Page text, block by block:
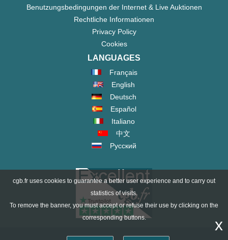
Benutzungsbedingungen der Internet & Live Auktionen
Rechtliche Informationen
Privacy Policy
Cookies
LANGUAGES
Français
English
Deutsch
Español
Italiano
中文
Русский
cgb.fr uses cookies to guarantee a better user experience and to carry out
statistics of visits.
To remove the banner, you must accept or refuse their use by clicking on the
corresponding buttons.
x